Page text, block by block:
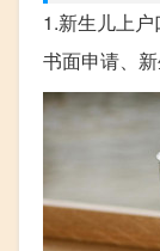
1.新生儿上
书面申请、